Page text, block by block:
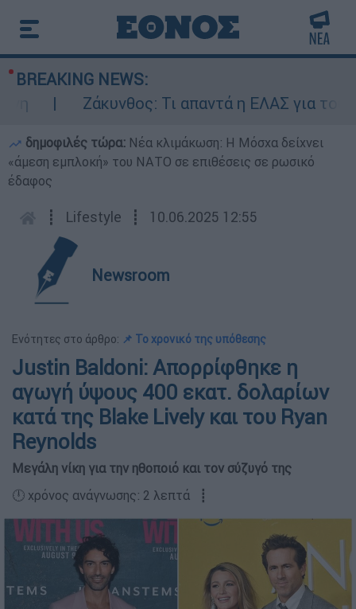
BREAKING NEWS:
Ζάκυνθος: Τι απαντά η ΕΛΑΣ για τους 8
δημοφιλές τώρα: Νέα κλιμάκωση: Η Μόσχα δείχνει
«άμεση εμπλοκή» του ΝΑΤΟ σε επιθέσεις σε ρωσικό
έδαφος
┋ Lifestyle ┋ 10.06.2025 12:55
Newsroom
Ενότητες στο άρθρο: 📌 Το χρονικό της υπόθεσης
Justin Baldoni: Απορρίφθηκε η
αγωγή ύψους 400 εκατ. δολαρίων
κατά της Blake Lively και του Ryan
Reynolds
Μεγάλη νίκη για την ηθοποιό και τον σύζυγό της
🕛 χρόνος ανάγνωσης: 2 λεπτά ┋